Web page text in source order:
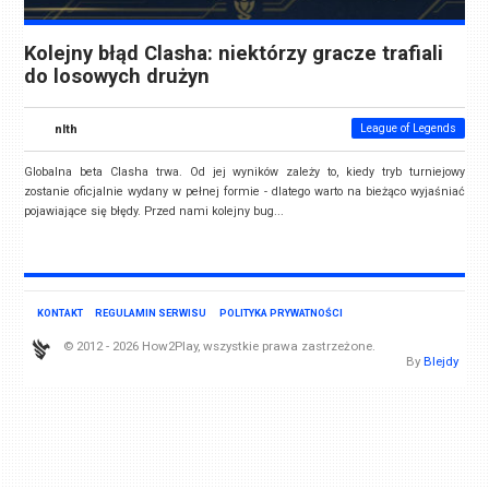
Kolejny błąd Clasha: niektórzy gracze trafiali
do losowych drużyn
nlth League of Legends
Globalna beta Clasha trwa. Od jej wyników zależy to, kiedy tryb turniejowy
zostanie oficjalnie wydany w pełnej formie - dlatego warto na bieżąco wyjaśniać
pojawiające się błędy. Przed nami kolejny bug...
KONTAKT REGULAMIN SERWISU POLITYKA PRYWATNOŚCI
© 2012 - 2026 How2Play, wszystkie prawa zastrzeżone.
By Blejdy